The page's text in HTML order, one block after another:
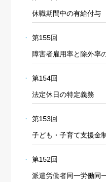
休職期間中の有給付与
第155回
障害者雇用率と除外率
第154回
法定休日の特定義務
第153回
子ども・子育て支援金
第152回
派遣労働者同一労働同